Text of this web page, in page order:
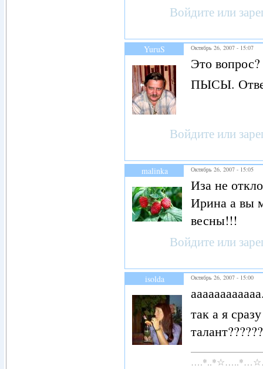
Войдите или
YuruS Октябрь 26, 2007 - 15:07
Это
ПЫСЫ.
Войдите или
malinka Октябрь 26, 2007 - 15:05
Иза не
Ирина а вы
весны!!!
Войдите или
isolda Октябрь 26, 2007 - 15:00
так а я